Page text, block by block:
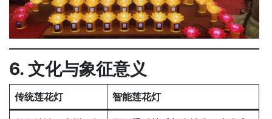
6. 文化与象征意义
传统莲花灯 智能莲花灯